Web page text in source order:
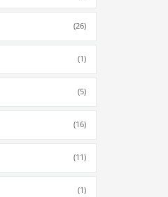
(26)
(1)
(5)
(16)
(11)
(1)